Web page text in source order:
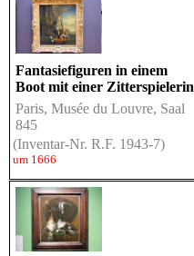
Fantasiefiguren in einem
Boot mit einer Zitterspielerin
Paris, Musée du Louvre, Saal
845
(Inventar-Nr. R.F. 1943-7)
um 1666